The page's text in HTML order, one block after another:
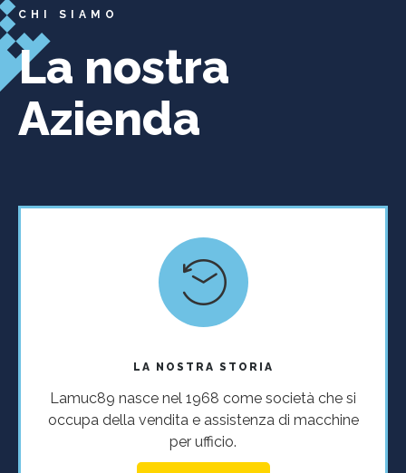
CHI SIAMO
La nostra
Azienda
LA NOSTRA STORIA
Lamuc89 nasce nel 1968 come società che si
occupa della vendita e assistenza di macchine
per ufficio.